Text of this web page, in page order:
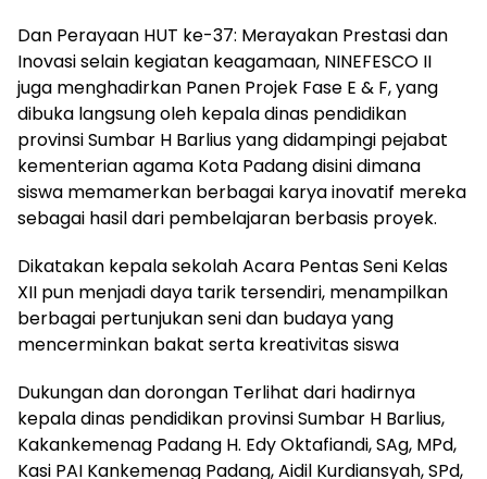
Dan Perayaan HUT ke-37: Merayakan Prestasi dan
Inovasi selain kegiatan keagamaan, NINEFESCO II
juga menghadirkan Panen Projek Fase E & F, yang
dibuka langsung oleh kepala dinas pendidikan
provinsi Sumbar H Barlius yang didampingi pejabat
kementerian agama Kota Padang disini dimana
siswa memamerkan berbagai karya inovatif mereka
sebagai hasil dari pembelajaran berbasis proyek.
Dikatakan kepala sekolah Acara Pentas Seni Kelas
XII pun menjadi daya tarik tersendiri, menampilkan
berbagai pertunjukan seni dan budaya yang
mencerminkan bakat serta kreativitas siswa
Dukungan dan dorongan Terlihat dari hadirnya
kepala dinas pendidikan provinsi Sumbar H Barlius,
Kakankemenag Padang H. Edy Oktafiandi, SAg, MPd,
Kasi PAI Kankemenag Padang, Aidil Kurdiansyah, SPd,